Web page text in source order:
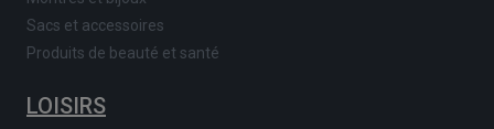
Sacs et accessoires
Produits de beauté et santé
LOISIRS